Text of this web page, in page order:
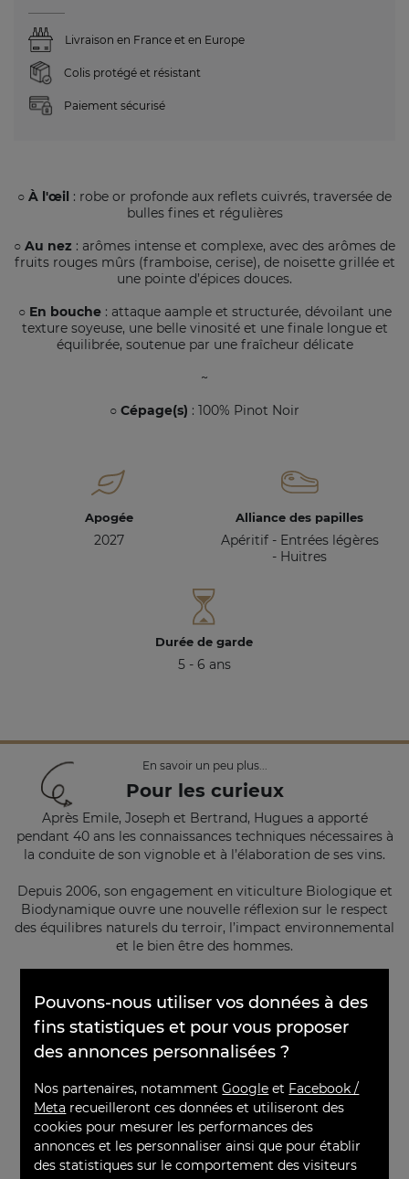
Livraison en France et en Europe
Colis protégé et résistant
Paiement sécurisé
○ À l'œil : robe or profonde aux reflets cuivrés, traversée de
bulles fines et régulières
○ Au nez : arômes intense et complexe, avec des arômes de
fruits rouges mûrs (framboise, cerise), de noisette grillée et
une pointe d’épices douces.
○ En bouche: attaque aample et structurée, dévoilant une
texture soyeuse, une belle vinosité et une finale longue et
équilibrée, soutenue par une fraîcheur délicate
~
○ Cépage(s) : 100% Pinot Noir
Apogée
2027
Alliance des papilles
Apéritif - Entrées légères
- Huitres
Durée de garde
5 - 6 ans
En savoir un peu plus...
Pour les curieux
Après Emile, Joseph et Bertrand, Hugues a apporté
pendant 40 ans les connaissances techniques nécessaires à
la conduite de son vignoble et à l’élaboration de ses vins.
Depuis 2006, son engagement en viticulture Biologique et
Biodynamique ouvre une nouvelle réflexion sur le respect
des équilibres naturels du terroir, l’impact environnemental
et le bien être des hommes.
entreprise aux 40 parcelles de vignes reparties sur 4
villages de la Montagne de Reims Verzenay, Verzy, Villers-
Marmery et Villedommange, leur permettent d’élaborer
des Champagnes exprimant toute la subtilité et la force
Le Champagne Hugues GODMÉ s’inscrit dans la volonté
d’une signature, fruit de l’Histoire, d’une Passion et de la
tradition Champenoise.
Pouvons-nous utiliser vos données à des
fins statistiques et pour vous proposer
des annonces personnalisées ?
Nos partenaires, notammentGoogle et Facebook /
Meta recueilleront ces données et utiliseront des
cookies pour mesurer les performances des
annonces et les personnaliser ainsi que pour établir
des statistiques sur le comportement des visiteurs